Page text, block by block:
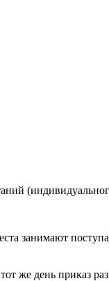
занимают
же день приказ